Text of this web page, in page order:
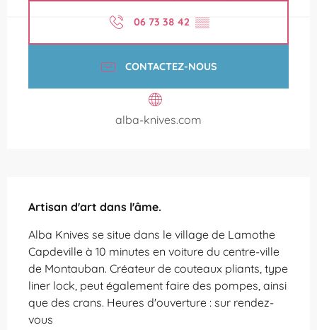
06 73 38 42 ▒▒
CONTACTEZ-NOUS
alba-knives.com
Artisan d'art dans l'âme.
Alba Knives se situe dans le village de Lamothe
Capdeville à 10 minutes en voiture du centre-ville
de Montauban. Créateur de couteaux pliants, type
liner lock, peut également faire des pompes, ainsi
que des crans. Heures d'ouverture : sur rendez-
vous